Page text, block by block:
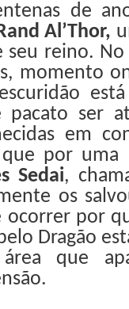
de
Al’Thor,
reino.
momento
ser
em
por uma
Sedai,
os
por
Dragão
que